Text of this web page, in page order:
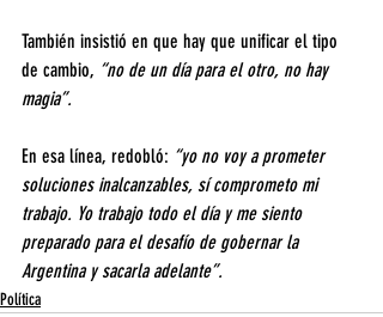
También insistió en que hay que unificar el tipo
de cambio, “no de un día para el otro, no hay
magia”.
En esa línea, redobló: “yo no voy a prometer
soluciones inalcanzables, sí comprometo mi
trabajo. Yo trabajo todo el día y me siento
preparado para el desafío de gobernar la
Argentina y sacarla adelante”.
Política